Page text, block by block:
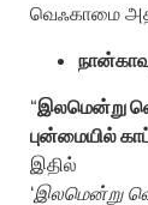
வெஃகாமை
“இலமென்று
புன்மையில்
இதில்
‘இலமென்று